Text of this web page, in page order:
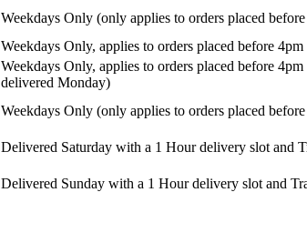
Weekdays Only (only applies to orders placed
Weekdays Only, applies to orders placed before
Weekdays Only, applies to orders placed before
delivered Monday)
Weekdays Only (only applies to orders placed
Delivered Saturday with a 1 Hour delivery slot and
Delivered Sunday with a 1 Hour delivery slot and